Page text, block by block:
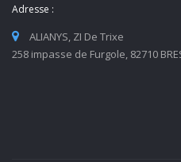
Adresse :
ALIANYS, ZI De Trixe
258 impasse de Furgole, 82710